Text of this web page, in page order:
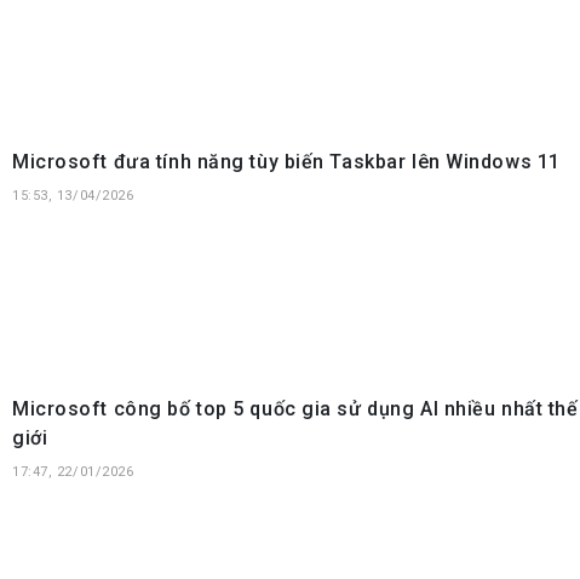
Microsoft đưa tính năng tùy biến Taskbar lên Windows 11
15:53, 13/04/2026
Microsoft công bố top 5 quốc gia sử dụng AI nhiều nhất thế
giới
17:47, 22/01/2026